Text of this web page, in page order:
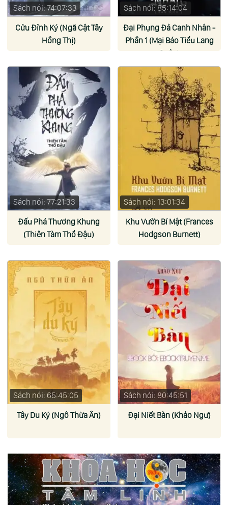
Sách nói: 74:07:33
Cửu Đỉnh Ký (Ngã Cật Tây
Hồng Thị)
Sách nói: 85:14:04
Đại Phụng Đả Canh Nhân -
Phần 1 (Mại Báo Tiểu Lang
Quân)
Sách nói: 77:21:33
Đấu Phá Thương Khung
(Thiên Tàm Thổ Đậu)
Sách nói: 13:01:34
Khu Vườn Bí Mật (Frances
Hodgson Burnett)
Sách nói: 65:45:05
Tây Du Ký (Ngô Thừa Ân)
Sách nói: 80:45:51
Đại Niết Bàn (Khảo Ngư)